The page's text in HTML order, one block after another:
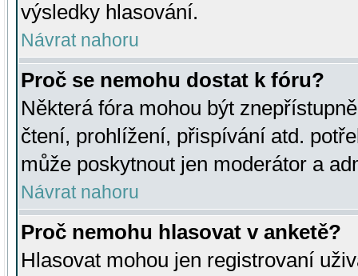
výsledky hlasování.
Návrat nahoru
Proč se nemohu dostat k fóru?
Některá fóra mohou být
čtení, prohlížení, přispívání atd.
může poskytnout jen moderátor a
Návrat nahoru
Proč nemohu hlasovat v anketě?
Hlasovat mohou jen registrovaní